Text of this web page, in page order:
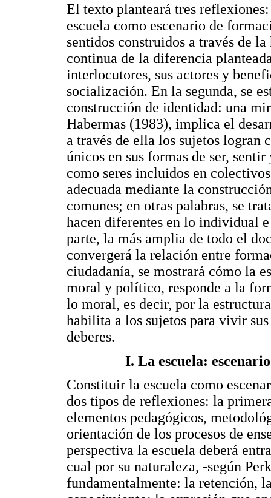
El texto planteará tres
escuela como escenario de
sentidos construidos a través de
continua de la diferencia
interlocutores, sus actores y
socialización. En la segunda, se
construcción de identidad: una
Habermas (1983), implica el
a través de ella los sujetos logran
únicos en sus formas de ser,
como seres incluidos en
adecuada mediante la
comunes; en otras palabras, se
hacen diferentes en lo individual
parte, la más amplia de todo el
convergerá la relación entre
ciudadanía, se mostrará cómo la
moral y político, responde a la
lo moral, es decir, por la
habilita a los sujetos para vivir
deberes.
I. La escuela:
Constituir la escuela como
dos tipos de reflexiones: la
elementos pedagógicos,
orientación de los procesos de
perspectiva la escuela deberá
cual por su naturaleza, -según
fundamentalmente: la retención,